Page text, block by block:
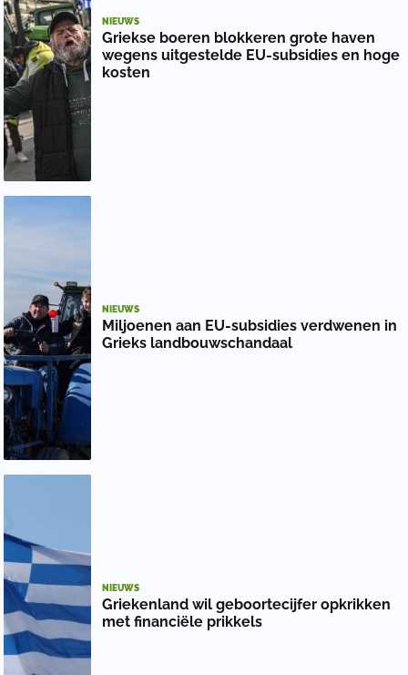
NIEUWS
Griekse boeren blokkeren grote haven
wegens uitgestelde EU-subsidies en hoge
kosten
NIEUWS
Miljoenen aan EU-subsidies verdwenen in
Grieks landbouwschandaal
NIEUWS
Griekenland wil geboortecijfer opkrikken
met financiële prikkels